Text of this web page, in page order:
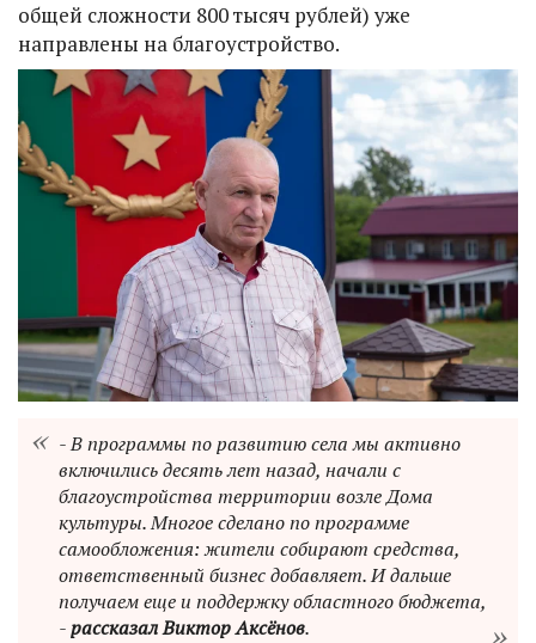
общей сложности 800 тысяч рублей) уже
направлены на благоустройство.
- В программы по развитию села мы активно
включились десять лет назад, начали с
благоустройства территории возле Дома
культуры. Многое сделано по программе
самообложения: жители собирают средства,
ответственный бизнес добавляет. И дальше
получаем еще и поддержку областного бюджета,
-рассказал Виктор Аксёнов.